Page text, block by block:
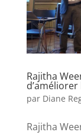
Rajitha
par Diane
Rajitha